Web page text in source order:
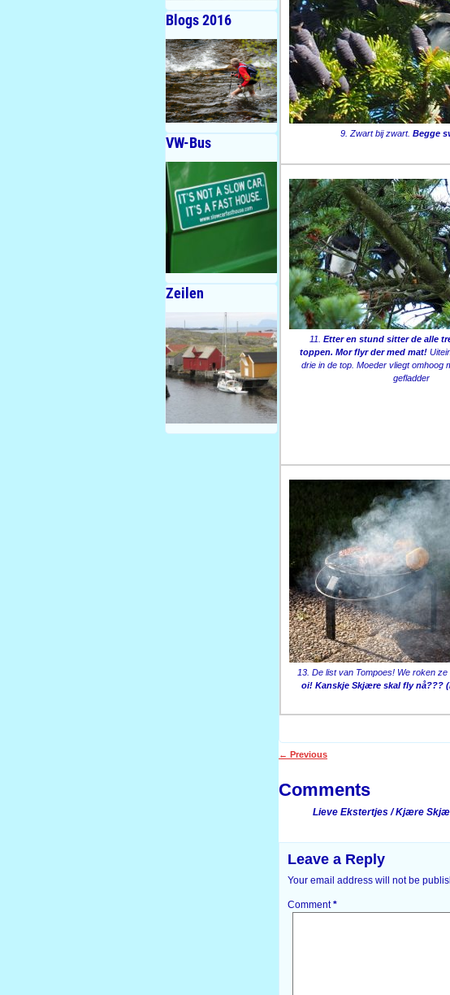
9. Zwart bij zwart. Begge
11.Etter en stund sitter de alle
toppen. Mor flyr der med mat!
drie in de top. Moeder vliegt omhoog
gefladder
13. De list van Tompoes! We roken
oi! Kanskje Skjære skal fly nå???
← Previous
Comments
Lieve Ekstertjes / Kjære
Leave a Reply
Your email address will not be
Comment*
Blogs 2016
VW-Bus
Zeilen